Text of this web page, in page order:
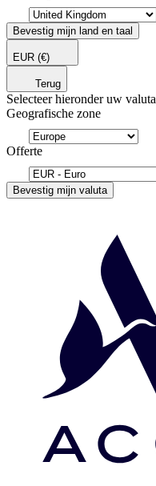
Bevestig mijn land en taal
EUR (€)
Terug
Selecteer hieronder uw valuta
Geografische zone
Offerte
Bevestig mijn valuta